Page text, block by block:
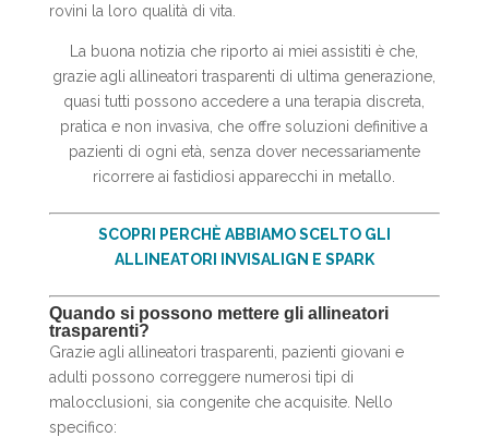
rovini la loro qualità di vita.
La buona notizia che riporto ai miei assistiti è che,
grazie agli allineatori trasparenti di ultima generazione,
quasi tutti possono accedere a una terapia discreta,
pratica e non invasiva, che offre soluzioni definitive a
pazienti di ogni età, senza dover necessariamente
ricorrere ai fastidiosi apparecchi in metallo.
SCOPRI PERCHÈ ABBIAMO SCELTO GLI
ALLINEATORI INVISALIGN E SPARK
Quando si possono mettere gli allineatori
trasparenti?
Grazie agli allineatori trasparenti, pazienti giovani e
adulti possono correggere numerosi tipi di
malocclusioni, sia congenite che acquisite. Nello
specifico: